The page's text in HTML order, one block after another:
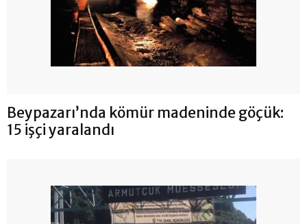
Beypazarı’nda kömür madeninde göçük:
15 işçi yaralandı